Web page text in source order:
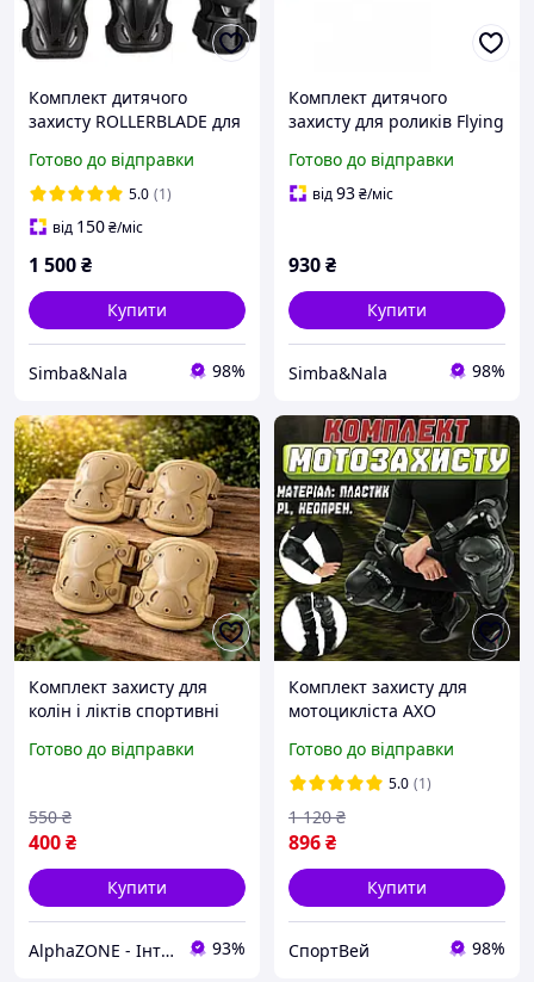
Комплект дитячого
захисту ROLLERBLADE для
Готово до відправки
5.0 (1)
від 150₴/міс
1 500₴
Купити
Simba&Nala 98%
Комплект дитячого
захисту для роликів Flying
наколінники,
налокітники, захист для
Готово до відправки
від93₴/міс
930₴
Купити
Simba&Nala 98%
Комплект захисту для
колін і ліктів спортивні
наколінників і
Готово до відправки
400₴
550 ₴
Купити
AlphaZONE - Інтернет гіпермаркет 93%
Комплект захисту для
мотоцикліста AXO
налокітники мотозахисту
екіпірування для
мотоцикліста
Готово до відправки
5.0 (1)
896₴
1 120 ₴
Купити
CпортВей 98%